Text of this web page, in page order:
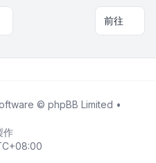
前往
© phpBB Limited •
作